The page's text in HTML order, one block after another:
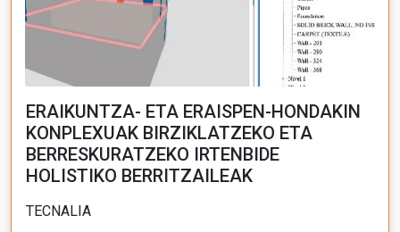
ERAIKUNTZA- ETA ERAISPEN-HONDAKIN
KONPLEXUAK BIRZIKLATZEKO ETA
BERRESKURATZEKO IRTENBIDE
HOLISTIKO BERRITZAILEAK
TECNALIA